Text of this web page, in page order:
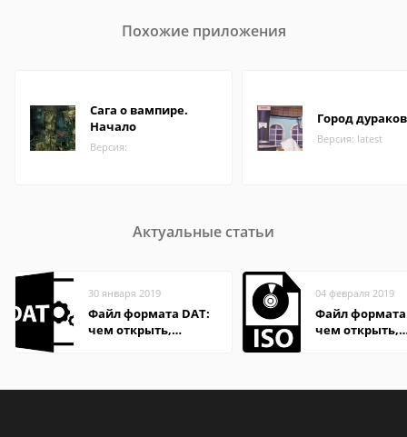
Похожие приложения
Сага о вампире.
Начало
Версия:
Город дураков
Версия: latest
Актуальные статьи
30 января 2019
Файл формата DAT:
чем открыть,
04 февраля 2019
Файл формата
чем открыть,